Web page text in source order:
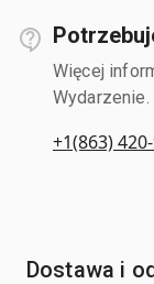
Więcej
Wydarzenie.
+1(863)
Dostawa i